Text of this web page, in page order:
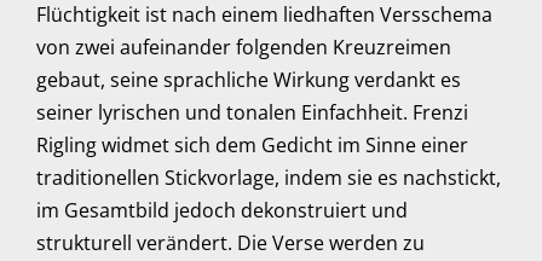
Flüchtigkeit ist nach einem liedhaften Versschema
von zwei aufeinander folgenden Kreuzreimen
gebaut, seine sprachliche Wirkung verdankt es
seiner lyrischen und tonalen Einfachheit. Frenzi
Rigling widmet sich dem Gedicht im Sinne einer
traditionellen Stickvorlage, indem sie es nachstickt,
im Gesamtbild jedoch dekonstruiert und
strukturell verändert. Die Verse werden zu